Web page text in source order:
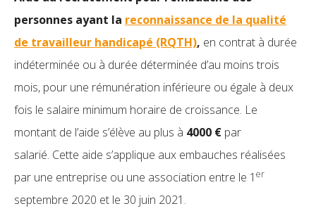
personnes ayant la reconnaissance de la qualité
de travailleur handicapé (RQTH), en contrat à durée
indéterminée ou à durée déterminée d’au moins trois
mois, pour une rémunération inférieure ou égale à deux
fois le salaire minimum horaire de croissance. Le
montant de l’aide s’élève au plus à 4000 € par
salarié. Cette aide s’applique aux embauches réalisées
par une entreprise ou une association entre le 1 er
septembre 2020 et le 30 juin 2021.